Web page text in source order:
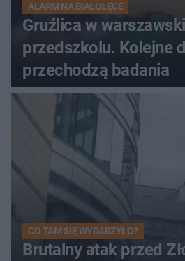
ALARM NA BIAŁOŁĘCE
Gruźlica w
przedszkolu. Kolejne
przechodzą badania
CO TAM SIĘ WYDARZYŁO?
Brutalny atak przed